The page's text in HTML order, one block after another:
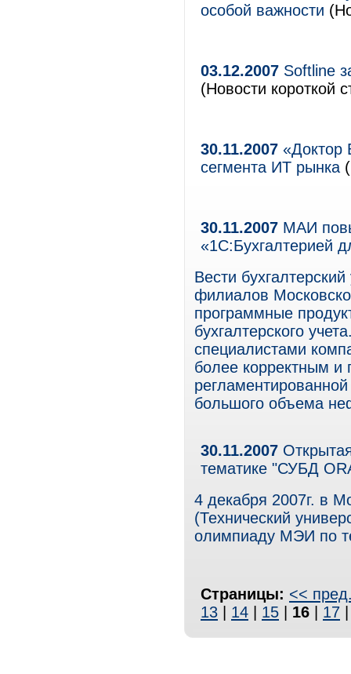
особой важности
03.12.2007 Softline
(Новости короткой
30.11.2007 «Доктор
сегмента ИТ рынка
30.11.2007 МАИ
«1С:Бухгалтерией
Вести
филиалов
программные
бухгалтерского
специалистами
более корректным
большого объема
30.11.2007
тематике "СУБД
4 декабря 2007г. в
(Технический
олимпиаду МЭИ по
Страницы: <<
13
14 15 16 17